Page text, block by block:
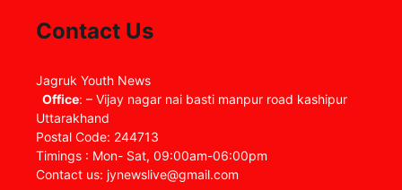
Contact Us
Jagruk Youth News
Office: – Vijay nagar nai basti manpur road kashipur
Uttarakhand
Postal Code: 244713
Timings : Mon- Sat, 09:00am-06:00pm
Contact us: jynewslive@gmail.com